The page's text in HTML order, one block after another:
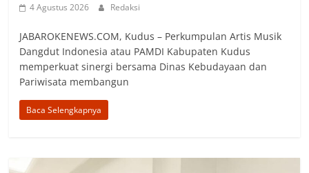
4 Agustus 2026 Redaksi
JABAROKENEWS.COM, ‎Kudus – Perkumpulan Artis Musik
Dangdut Indonesia atau PAMDI Kabupaten Kudus
memperkuat sinergi bersama Dinas Kebudayaan dan
Pariwisata membangun
Baca Selengkapnya